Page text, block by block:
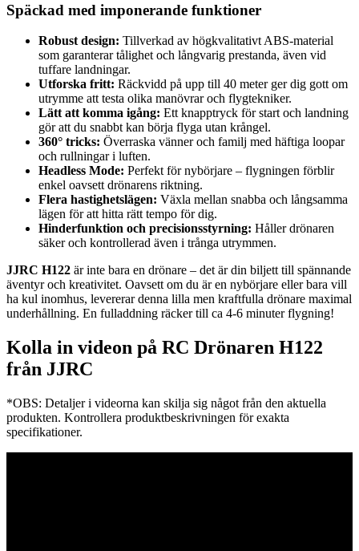
Späckad med imponerande funktioner
Robust design: Tillverkad av högkvalitativt ABS-material
som garanterar tålighet och långvarig prestanda, även vid
tuffare landningar.
Utforska fritt: Räckvidd på upp till 40 meter ger dig gott om
utrymme att testa olika manövrar och flygtekniker.
Lätt att komma igång: Ett knapptryck för start och landning
gör att du snabbt kan börja flyga utan krångel.
360° tricks: Överraska vänner och familj med häftiga loopar
och rullningar i luften.
Headless Mode: Perfekt för nybörjare – flygningen förblir
enkel oavsett drönarens riktning.
Flera hastighetslägen: Växla mellan snabba och långsamma
lägen för att hitta rätt tempo för dig.
Hinderfunktion och precisionsstyrning: Håller drönaren
säker och kontrollerad även i trånga utrymmen.
JJRC H122 är inte bara en drönare – det är din biljett till spännande
äventyr och kreativitet. Oavsett om du är en nybörjare eller bara vill
ha kul inomhus, levererar denna lilla men kraftfulla drönare maximal
underhållning. En fulladdning räcker till ca 4-6 minuter flygning!
Kolla in videon på RC Drönaren H122
från JJRC
*OBS: Detaljer i videorna kan skilja sig något från den aktuella
produkten. Kontrollera produktbeskrivningen för exakta
specifikationer.